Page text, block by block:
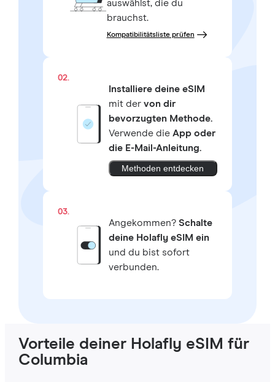
auswählst, die du
brauchst.
Kompatibilitätsliste prüfen
02.
Installiere deine eSIM
mit der von dir
bevorzugten Methode.
Verwende die App oder
die E-Mail-Anleitung.
Methoden entdecken
03.
Angekommen? Schalte
deine Holafly eSIM ein
und du bist sofort
verbunden.
Vorteile deiner Holafly eSIM für
Columbia